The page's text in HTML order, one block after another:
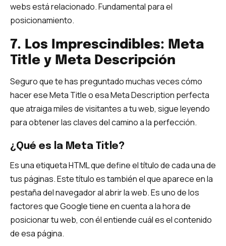
webs está relacionado. Fundamental para el
posicionamiento.
7. Los Imprescindibles: Meta
Title y Meta Descripción
Seguro que te has preguntado muchas veces cómo
hacer ese Meta Title o esa Meta Description perfecta
que atraiga miles de visitantes a tu web, sigue leyendo
para obtener las claves del camino a la perfección.
¿Qué es la Meta Title?
Es una etiqueta HTML que define el título de cada una de
tus páginas. Este título es también el que aparece en la
pestaña del navegador al abrir la web. Es uno de los
factores que Google tiene en cuenta a la hora de
posicionar tu web, con él entiende cuál es el contenido
de esa página.